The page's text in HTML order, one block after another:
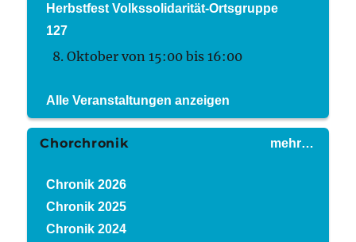
Herbstfest Volkssolidarität-Ortsgruppe
127
8. Oktober von 15:00 bis16:00
Alle Veranstaltungen anzeigen
mehr…
Chorchronik
Chronik 2026
Chronik 2025
Chronik 2024